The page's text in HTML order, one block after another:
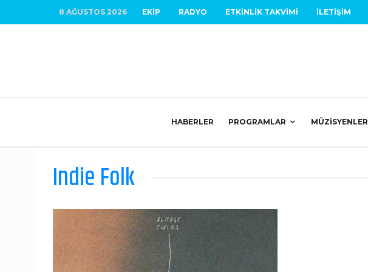
8 AĞUSTOS 2026 EKIP RADYO ETKINLIK TAKVIMI İLETIŞIM
HABERLER PROGRAMLAR MÜZISYENLER
Indie Folk